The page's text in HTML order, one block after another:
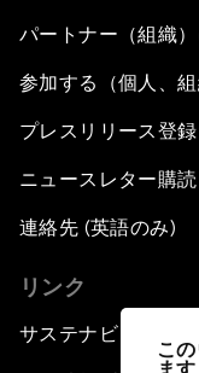
こ
ます
パートナー（組織
参加する（個人、組
プレスリリース登録
ニュースレター購読
連絡先 (英語のみ)
リンク
サステナビリティへ